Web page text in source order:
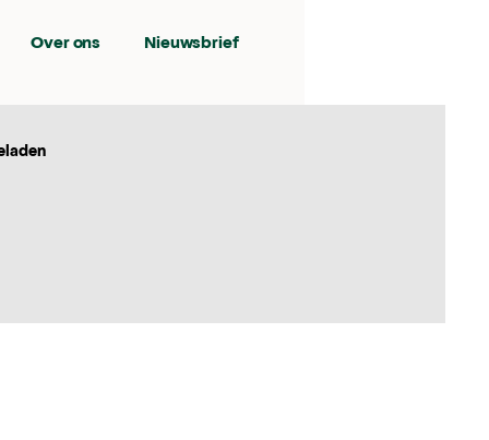
Over ons Nieuwsbrief